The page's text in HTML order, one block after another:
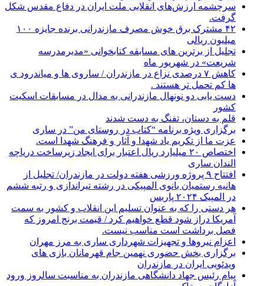
سرچشمه ارزش‌های انقلابی ملت ایران در دفاع مقدس شکل
گرفت.
۴۲ مشترک برق خوش مصرف مازندرانی برنده جایزه ۱۰۰
میلیون ریالی
تجلیل از برترین های مسابقه کتابخوانی «مدیرمدرسه
شریعت» در شهریور ماه
کاهش ۷ درصدی نزاع در مازندران / ساروی ها و میاندرود ی
ها کم تحمل تر هستند‌ .
دست یابی دو نونهال مازندرانی به مدال در مسابقات اسکیت
کشور
قلم به دستان، تفنگ به دست شدند
برگزاری ویژه برنامه “کتاب در روستای من” در ساری
عزت ما از تکریم یاد شهدا و آثار و فرهنگ شهدا است.
اختصاص ۲۰ میلیارد ریال اعتبار برای ایجاد زیرساخت دریاچه
الندان ساری
افتتاح ۹ پروژه ورزشی هفته دولت در مازندران/ تجلیل از
هانیه رستمیان بانوی المپیکی در رشته تیراندازی و رتبه ششم
در المپیک ۲۰۲۴ پاربس
هر دستی را که به عنوان تسلیم این انقلاب و کشور به سمت
آمريکا دراز شود قطع خواهیم کرد / قیمت برنج امروز که
فصل برداشت است مناسب نیست.
اعزام نیروها و تجهیزات شهرداری ساری به مرز مهران
برگزاری بخش حضوری نهمین جام قهرمانان بازی های
ویدئویی ایران در مازندران
پیام رئیس جهاد دانشگاهی مازندران به مناسبت سالروز ورود